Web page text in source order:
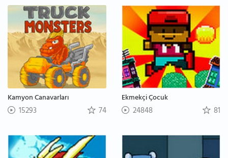
Kamyon Canavarları
15293 74
Ekmekçi Çocuk
24848 81